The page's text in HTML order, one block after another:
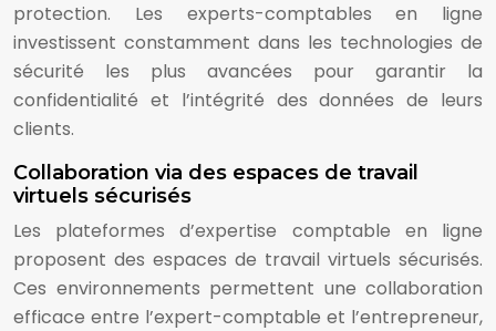
protection. Les experts-comptables en ligne
investissent constamment dans les technologies de
sécurité les plus avancées pour garantir la
confidentialité et l’intégrité des données de leurs
clients.
Collaboration via des espaces de travail
virtuels sécurisés
Les plateformes d’expertise comptable en ligne
proposent des espaces de travail virtuels sécurisés.
Ces environnements permettent une collaboration
efficace entre l’expert-comptable et l’entrepreneur,